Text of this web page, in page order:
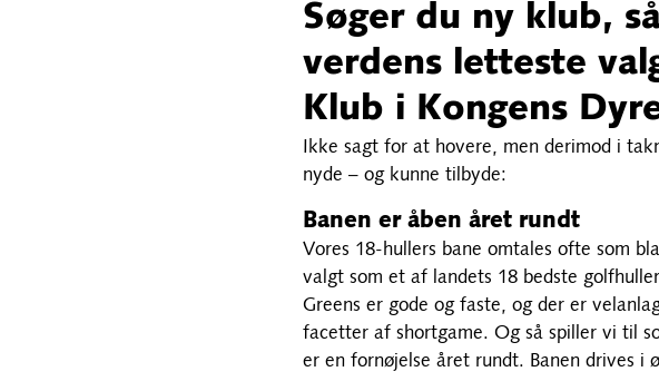
Søger du ny klub,
verdens letteste
Klub i Kongens
Ikke sagt for at hovere, men derimod i
nyde – og kunne tilbyde:
Banen er åben året rundt
Vores 18-hullers bane omtales ofte som
valgt som et af landets 18 bedste
Greens er gode og faste, og der er
facetter af shortgame. Og så spiller vi til
er en fornøjelse året rundt. Banen drives i